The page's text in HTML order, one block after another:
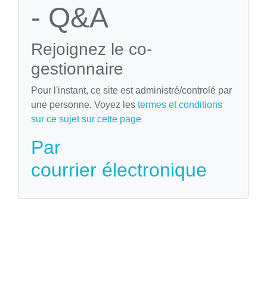
- Q&A
Rejoignez le co-
gestionnaire
Pour l'instant, ce site est administré/controlé par
une personne. Voyez les termes et conditions
sur ce sujet sur cette page
Par
courrier électronique